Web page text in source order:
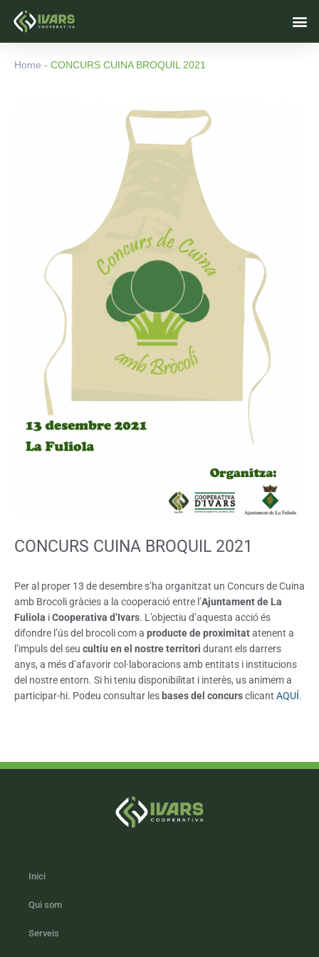
Home - CONCURS CUINA BROQUIL 2021
CONCURS CUINA BROQUIL 2021
Per al proper 13 de desembre s’ha organitzat un Concurs de Cuina
amb Brocoli gràcies a la cooperació entre l’Ajuntament de La
Fuliola iCooperativa d’Ivars. L’objectiu d’aquesta acció és
difondre l’ús del brocoli com a producte de proximitatatenent a
l’impuls del seu cultiu en el nostre territori durant els darrers
anys, a més d’afavorir col·laboracions amb entitats i institucions
del nostre entorn. Si hi teniu disponibilitat i interès, us animem a
participar-hi. Podeu consultar lesbases del concursclicant AQUÍ.
Inici
Qui som
Serveis